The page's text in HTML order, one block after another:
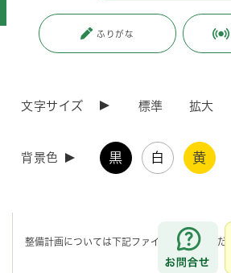
ふりがな
文字サイズ 標準 拡大
背景色 黒 白 黄
お問合せ
更新日付：2026年8
整備計画については下記ファイルをご確認くだ